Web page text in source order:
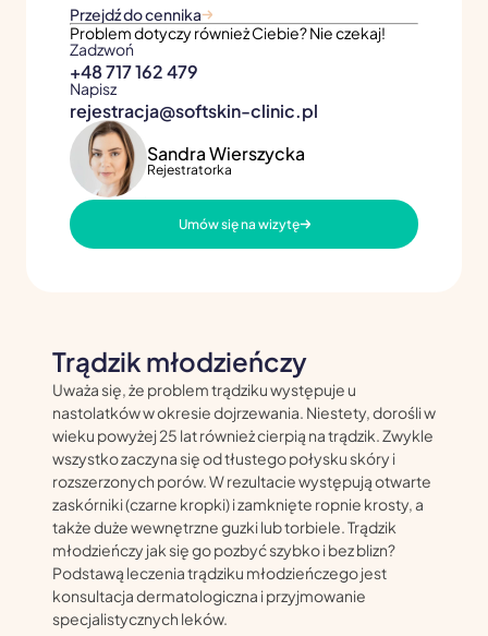
Trądzik młodzieńczy
Uważa się, że problem trądziku występuje u
nastolatków w okresie dojrzewania. Niestety, dorośli w
wieku powyżej 25 lat również cierpią na trądzik. Zwykle
wszystko zaczyna się od tłustego połysku skóry i
rozszerzonych porów. W rezultacie występują otwarte
zaskórniki (czarne kropki) i zamknięte ropnie krosty, a
także duże wewnętrzne guzki lub torbiele. Trądzik
młodzieńczy jak się go pozbyć szybko i bez blizn?
Podstawą leczenia trądziku młodzieńczego jest
konsultacja dermatologiczna i przyjmowanie
specjalistycznych leków.
Przejdź do cennika
Problem dotyczy również Ciebie? Nie czekaj!
Zadzwoń
+48 717 162 479
Napisz
rejestracja@softskin-clinic.pl
Sandra Wierszycka
Rejestratorka
Umów się na wizytę